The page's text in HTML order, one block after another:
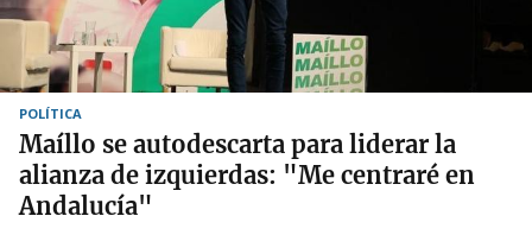
POLÍTICA
Maíllo se autodescarta para liderar la
alianza de izquierdas: "Me centraré en
Andalucía"